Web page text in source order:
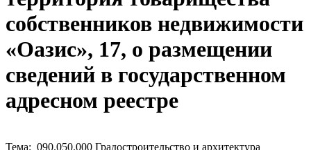
собственников недвижимости
«Оазис», 17, о размещении
сведений в государственном
адресном реестре
Тема: 090.050.000 Градостроительство и архитектура